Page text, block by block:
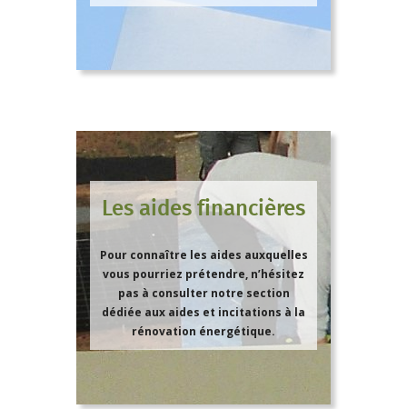
Les aides financières
Pour connaître les aides auxquelles
vous pourriez prétendre, n’hésitez
pas à consulter notre section
dédiée aux aides et incitations à la
rénovation énergétique.